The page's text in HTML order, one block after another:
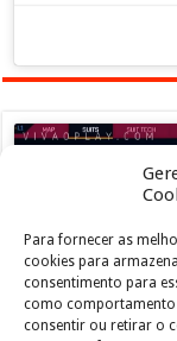
Para fornecer as
cookies para
consentimento para
como comportamento
consentir ou retirar o
Clique